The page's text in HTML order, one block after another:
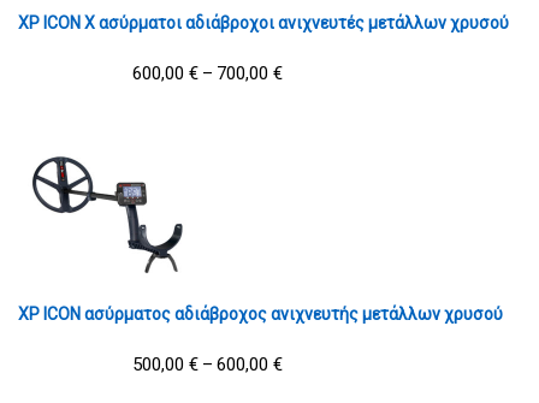
XP ICON X ασύρματοι αδιάβροχοι ανιχνευτές μετάλλων χρυσού
600,00 € – 700,00 €
XP ICON ασύρματος αδιάβροχος ανιχνευτής μετάλλων χρυσού
500,00 € – 600,00 €